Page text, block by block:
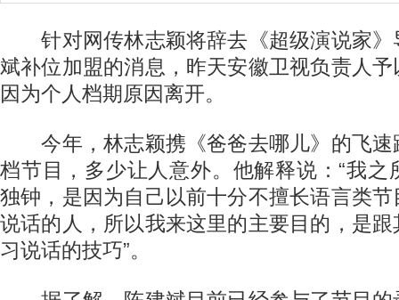
针对网传林志颖将辞去《超级演说家》
斌补位加盟的消息，昨天安徽卫视负责人
因为个人档期原因离开。
今年，林志颖携《爸爸去哪儿》的飞速
档节目，多少让人意外。他解释说：“我之
独钟，是因为自己以前十分不擅长语言类
说话的人，所以我来这里的主要目的，是
习说话的技巧”。